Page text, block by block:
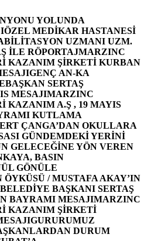
YOLUNDA
ÖZEL MEDİKAR HASTANESİ
UZMANI UZM.
İLE RÖPORTAJMARZINC
KAZANIM ŞİRKETİ KURBAN
GENÇ AN-KA
BAŞKAN SERTAŞ
MESAJIMARZINC
KAZANIM A.Ş , 19 MAYIS
KUTLAMA
ÇANGA’DAN OKULLARA
GÜNDEMDEKİ YERİNİ
GELECEĞİNE YÖN VEREN
BASIN
GÖNÜLE
ÖYKÜSÜ / MUSTAFA AKAY’IN
BAŞKANI SERTAŞ
BAYRAMI MESAJIMARZINC
KAZANIM ŞİRKETİ
GURURUMUZ
DURUM